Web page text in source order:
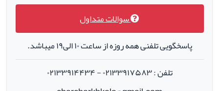
سوالات متداول
پاسخگویی تلفنی همه روزه از ساعت ۱۰ الی۱۹ میباشد.
تلفن : ۰۲۱۳۳۹۱۷۵۸۳ - ۰۲۱۳۳۹۱۴۴۳۴